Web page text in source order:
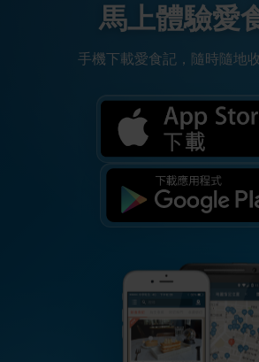
馬上體驗愛
手機下載愛食記，隨時隨地